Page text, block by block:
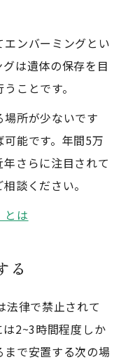
ンバーミングとい
は遺体の保存を目
ことです。
所が少ないです
能です。年間5万
さらに注目されて
談ください。
とは
る
法律で禁止されて
2~3時間程度しか
で安置する次の場